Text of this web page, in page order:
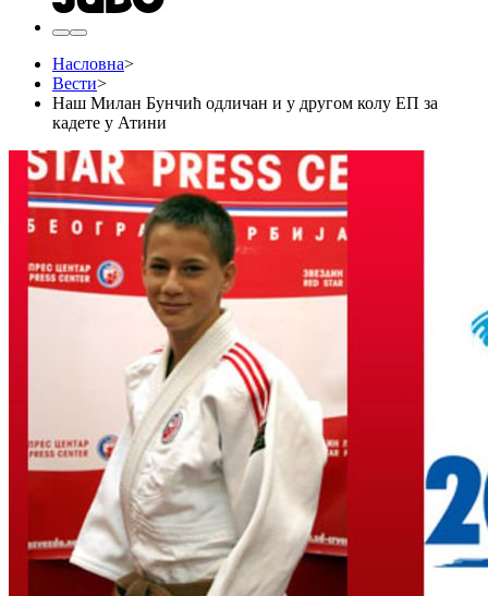
Насловна>
Вести>
Наш Милан Бунчић одличан и у другом колу ЕП за
кадете у Атини